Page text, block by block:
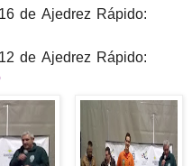
de Ajedrez Rápido:
de Ajedrez Rápido: